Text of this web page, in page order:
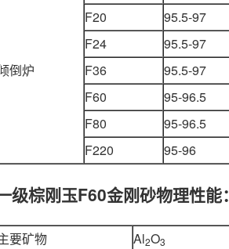
倒炉
F20
95.5-97
F24
95.5-97
F36
95.5-97
F60
95-96.5
F80
95-96.5
F220
95-96
级棕刚玉F60金刚砂物理性能：
要矿物 Al2O3